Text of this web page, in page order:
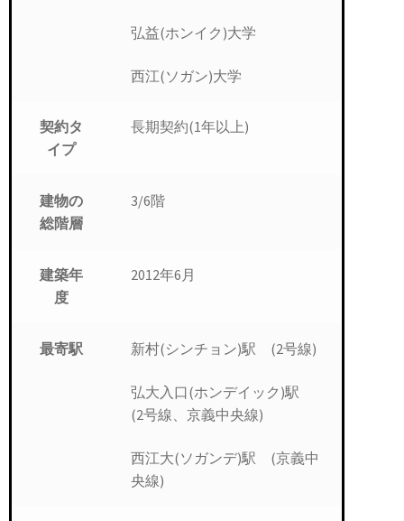
弘益(ホンイク)大学
西江(ソガン)大学
契約タ
イプ
長期契約(1年以上)
建物の
総階層
3/6階
建築年
度
2012年6月
最寄駅 新村(シンチョン)駅 (2号線)
弘大入口(ホンデイック)駅
(2号線、京義中央線)
西江大(ソガンデ)駅 (京義中
央線)